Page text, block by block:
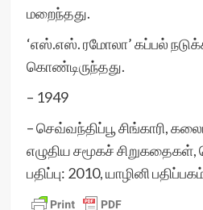
மறைந்தது.
‘எஸ்.எஸ். ரமோலா’ கப்பல்
கொண்டிருந்தது.
– 1949
– செவ்வந்திப்பூ சிங்காரி,
எழுதிய சமூகச்
பதிப்பு: 2010, யாழினி